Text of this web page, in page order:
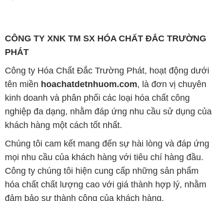
CÔNG TY XNK TM SX HÓA CHẤT ĐẮC TRƯỜNG
PHÁT
Công ty Hóa Chất Đắc Trường Phát, hoạt động dưới
tên miền hoachatdetnhuom.com, là đơn vị chuyên
kinh doanh và phân phối các loại hóa chất công
nghiệp đa dạng, nhằm đáp ứng nhu cầu sử dụng của
khách hàng một cách tốt nhất.
Chúng tôi cam kết mang đến sự hài lòng và đáp ứng
mọi nhu cầu của khách hàng với tiêu chí hàng đầu.
Công ty chúng tôi hiện cung cấp những sản phẩm
hóa chất chất lượng cao với giá thành hợp lý, nhằm
đảm bảo sự thành công của khách hàng.